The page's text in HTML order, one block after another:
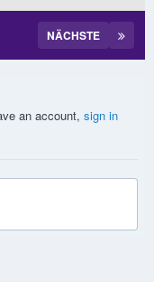
NÄCHSTE
an account, sign in